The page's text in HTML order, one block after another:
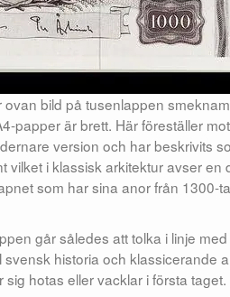
bild på tusenlappen
papper är brett. Här föreställer
version och har beskrivits
vilket i klassisk arkitektur avser
som har sina anor från 1300-
går således att tolka i linje
historia och klassicerande
hotas eller vacklar i första taget.